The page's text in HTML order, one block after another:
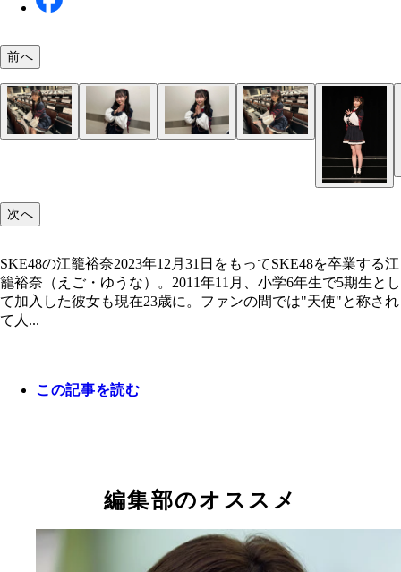
SKE48江籠裕奈
前へ
次へ
SKE48の江籠裕奈2023年12月31日をもってSKE48を卒業する江
籠裕奈（えご・ゆうな）。2011年11月、小学6年生で5期生とし
て加入した彼女も現在23歳に。ファンの間では"天使"と称され
て人...
この記事を読む
編集部のオススメ